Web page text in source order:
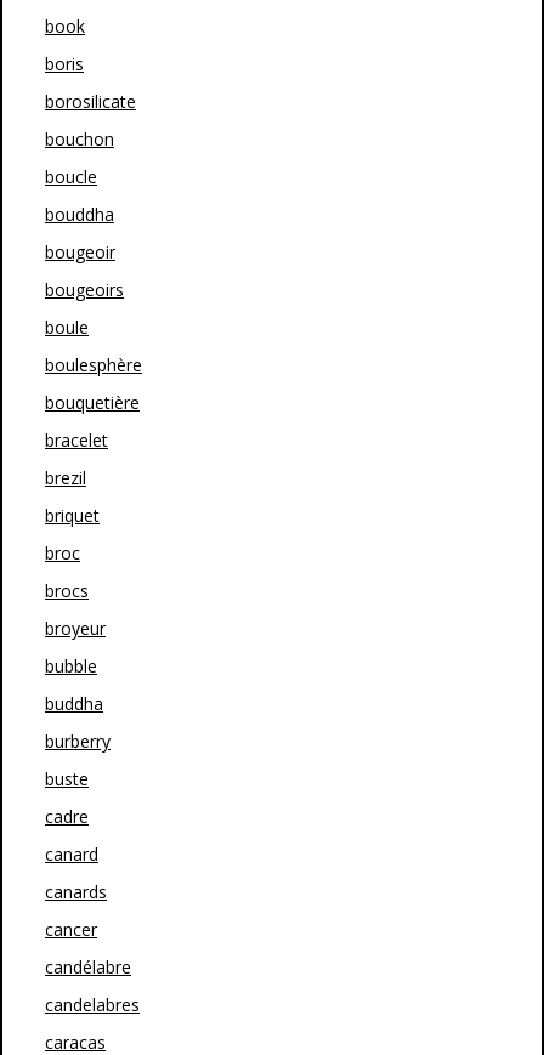
book
boris
borosilicate
bouchon
boucle
bouddha
bougeoir
bougeoirs
boule
boulesphère
bouquetière
bracelet
brezil
briquet
broc
brocs
broyeur
bubble
buddha
burberry
buste
cadre
canard
canards
cancer
candélabre
candelabres
caracas